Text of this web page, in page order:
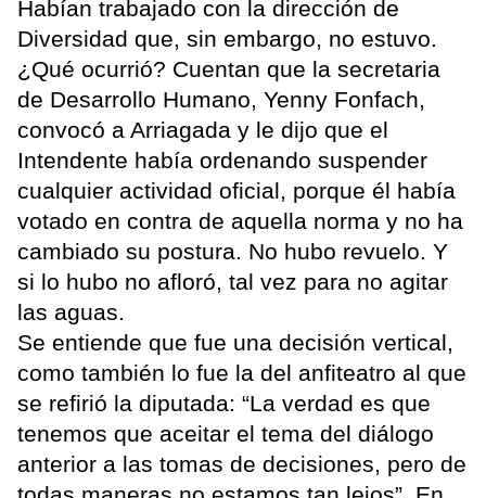
Habían trabajado con la dirección de
Diversidad que, sin embargo, no estuvo.
¿Qué ocurrió? Cuentan que la secretaria
de Desarrollo Humano, Yenny Fonfach,
convocó a Arriagada y le dijo que el
Intendente había ordenando suspender
cualquier actividad oficial, porque él había
votado en contra de aquella norma y no ha
cambiado su postura. No hubo revuelo. Y
si lo hubo no afloró, tal vez para no agitar
las aguas.
Se entiende que fue una decisión vertical,
como también lo fue la del anfiteatro al que
se refirió la diputada: “La verdad es que
tenemos que aceitar el tema del diálogo
anterior a las tomas de decisiones, pero de